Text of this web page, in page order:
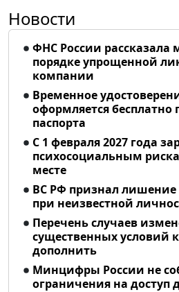
Новости
ФНС России рассказала
порядке упрощенной
компании
Временное
оформляется бесплатно
паспорта
С 1 февраля 2027 года
психосоциальным
месте
ВС РФ признал
при неизвестной
Перечень случаев
существенных условий
дополнить
Минцифры России не
ограничения на доступ